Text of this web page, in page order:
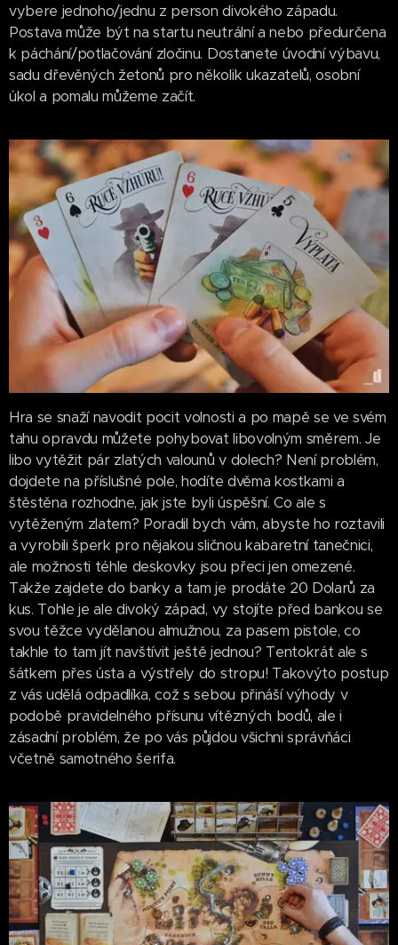
vybere jednoho/jednu z person divokého západu.
Postava může být na startu neutrální a nebo předurčena
k páchání/potlačování zločinu. Dostanete úvodní výbavu,
sadu dřevěných žetonů pro několik ukazatelů, osobní
úkol a pomalu můžeme začít.
Hra se snaží navodit pocit volnosti a po mapě se ve svém
tahu opravdu můžete pohybovat libovolným směrem. Je
libo vytěžit pár zlatých valounů v dolech? Není problém,
dojdete na příslušné pole, hodíte dvěma kostkami a
štěstěna rozhodne, jak jste byli úspěšní. Co ale s
vytěženým zlatem? Poradil bych vám, abyste ho roztavili
a vyrobili šperk pro nějakou sličnou kabaretní tanečnici,
ale možnosti téhle deskovky jsou přeci jen omezené.
Takže zajdete do banky a tam je prodáte 20 Dolarů za
kus. Tohle je ale divoký západ, vy stojíte před bankou se
svou těžce vydělanou almužnou, za pasem pistole, co
takhle to tam jít navštívit ještě jednou? Tentokrát ale s
šátkem přes ústa a výstřely do stropu! Takovýto postup
z vás udělá odpadlíka, což s sebou přináší výhody v
podobě pravidelného přísunu vítězných bodů, ale i
zásadní problém, že po vás půjdou všichni správňáci
včetně samotného šerifa.